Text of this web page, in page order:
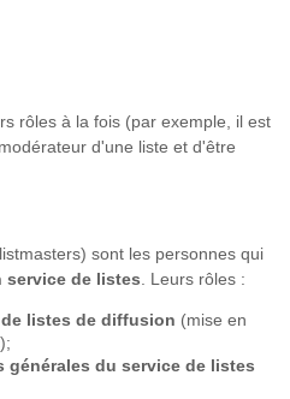
rôles à la fois (par exemple, il est
d'une liste et d'être
sont les personnes qui
service de listes . Leurs rôles :
listes de diffusion (mise en
du service de listes